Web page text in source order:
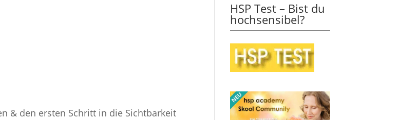
& den ersten Schritt in die Sichtbarkeit
HSP Test – Bist du
hochsensibel?